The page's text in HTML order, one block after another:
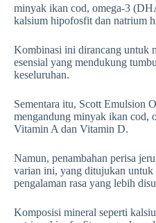
minyak ikan cod, omega-3
kalsium hipofosfit dan natrium
Kombinasi ini dirancang untuk
esensial yang mendukung
keseluruhan.
Sementara itu, Scott Emulsion
mengandung minyak ikan cod,
Vitamin A dan Vitamin D.
Namun, penambahan perisa
varian ini, yang ditujukan untuk
pengalaman rasa yang lebih
Komposisi mineral seperti